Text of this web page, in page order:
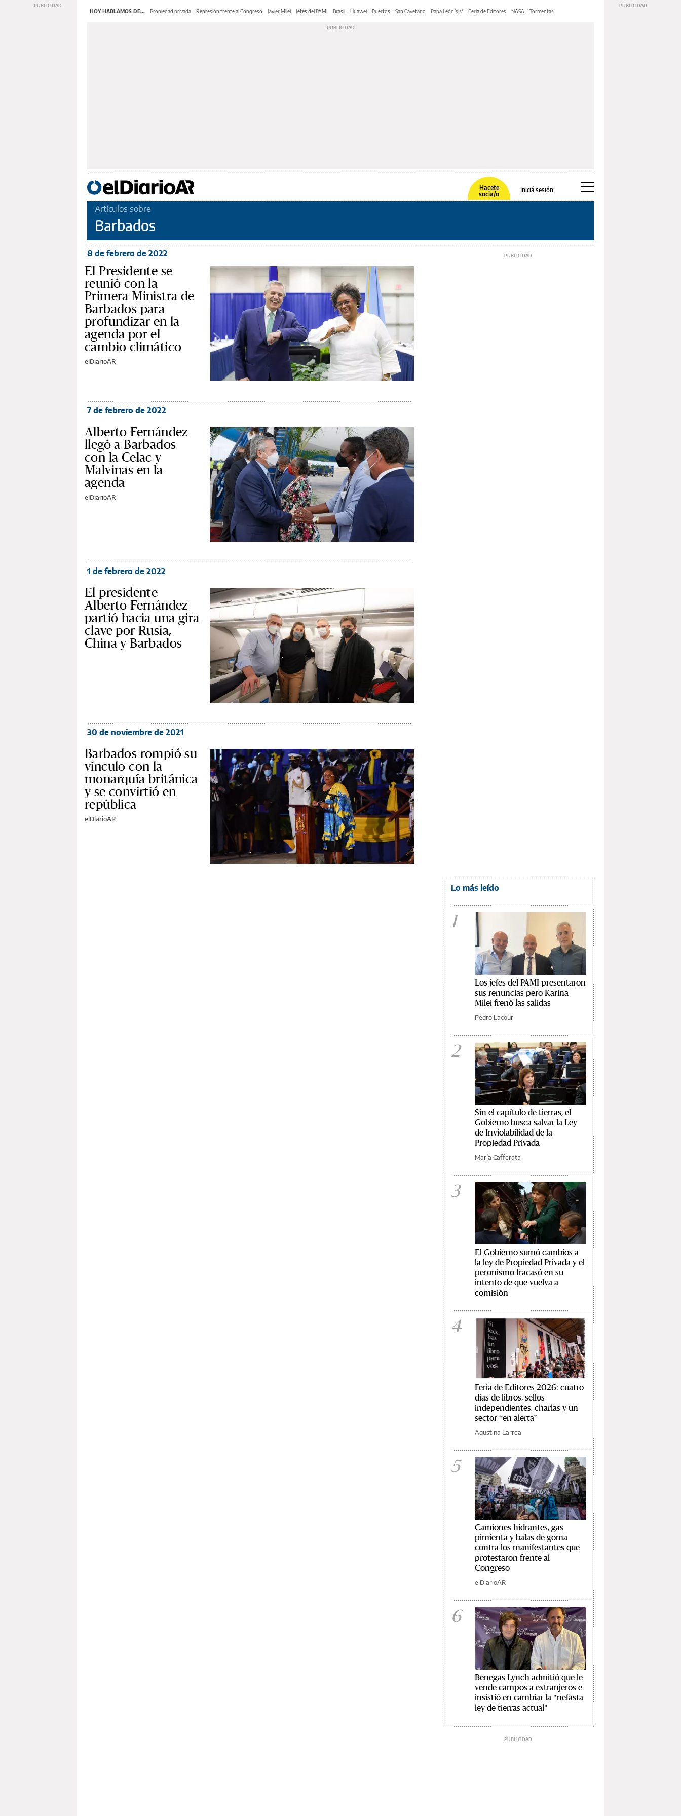
HOY HABLAMOS DE... Propiedad privada Represión frente al Congreso Javier Milei Jefes del PAMI Brasil Huawei Puertos San Cayetano Papa León XIV Feria de Editores NASA Tormentas
Hacete
socia/o
Iniciá sesión
Artículos sobre
Barbados
8 de febrero de 2022
El Presidente se
reunió con la
Primera Ministra de
Barbados para
profundizar en la
agenda por el
cambio climático
elDiarioAR
7 de febrero de 2022
Alberto Fernández
llegó a Barbados
con la Celac y
Malvinas en la
agenda
elDiarioAR
1 de febrero de 2022
El presidente
Alberto Fernández
partió hacia una gira
clave por Rusia,
China y Barbados
30 de noviembre de 2021
Barbados rompió su
vínculo con la
monarquía británica
y se convirtió en
república
elDiarioAR
Lo más leído
1
Los jefes del PAMI presentaron
sus renuncias pero Karina
Milei frenó las salidas
Pedro Lacour
2
Sin el capítulo de tierras, el
Gobierno busca salvar la Ley
de Inviolabilidad de la
Propiedad Privada
María Cafferata
3
El Gobierno sumó cambios a
la ley de Propiedad Privada y el
peronismo fracasó en su
intento de que vuelva a
comisión
4
Feria de Editores 2026: cuatro
días de libros, sellos
independientes, charlas y un
sector “en alerta”
Agustina Larrea
5
Camiones hidrantes, gas
pimienta y balas de goma
contra los manifestantes que
protestaron frente al
Congreso
elDiarioAR
6
Benegas Lynch admitió que le
vende campos a extranjeros e
insistió en cambiar la "nefasta
ley de tierras actual"